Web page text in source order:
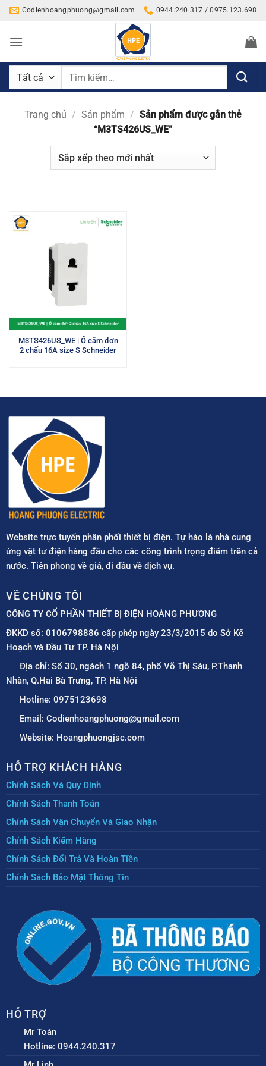
Bỏ
nội
Codienhoangphuong@gmail.com 0944.240.317 / 0975.123.698
Tìm
Trang chủ / Sản phẩm / Sản phẩm được gắn thẻ
“M3TS426US_WE”
M3TS426US_WE | Ổ cắm đơn
2 chấu 16A size S Schneider
Website trực tuyến phân phối thiết bị điện. Tự hào là nhà cung
ứng vật tư điện hàng đầu cho các công trình trọng điểm trên cả
nước. Tiên phong về giá, đi đầu về dịch vụ.
VỀ CHÚNG TÔI
CÔNG TY CỔ PHẦN THIẾT BỊ ĐIỆN HOÀNG PHƯƠNG
ĐKKD số: 0106798886 cấp phép ngày 23/3/2015 do Sở Kế
Hoạch và Đầu Tư TP. Hà Nội
Địa chỉ: Số 30, ngách 1 ngõ 84, phố Võ Thị Sáu, P.Thanh
Nhàn, Q.Hai Bà Trưng, TP. Hà Nội
Hotline: 0975123698
Email: Codienhoangphuong@gmail.com
Website: Hoangphuongjsc.com
HỖ TRỢ KHÁCH HÀNG
Chính Sách Và Quy Định
Chính Sách Thanh Toán
Chính Sách Vận Chuyển Và Giao Nhận
Chính Sách Kiểm Hàng
Chính Sách Đổi Trả Và Hoàn Tiền
Chính Sách Bảo Mật Thông Tin
HỖ TRỢ
Mr Toàn
Hotline: 0944.240.317